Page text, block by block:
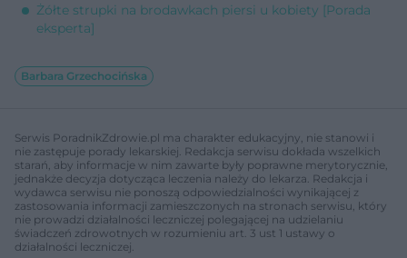
Żółte strupki na brodawkach piersi u kobiety [Porada
eksperta]
Barbara Grzechocińska
Serwis PoradnikZdrowie.pl ma charakter edukacyjny, nie stanowi i
nie zastępuje porady lekarskiej. Redakcja serwisu dokłada wszelkich
starań, aby informacje w nim zawarte były poprawne merytorycznie,
jednakże decyzja dotycząca leczenia należy do lekarza. Redakcja i
wydawca serwisu nie ponoszą odpowiedzialności wynikającej z
zastosowania informacji zamieszczonych na stronach serwisu, który
nie prowadzi działalności leczniczej polegającej na udzielaniu
świadczeń zdrowotnych w rozumieniu art. 3 ust 1 ustawy o
działalności leczniczej.